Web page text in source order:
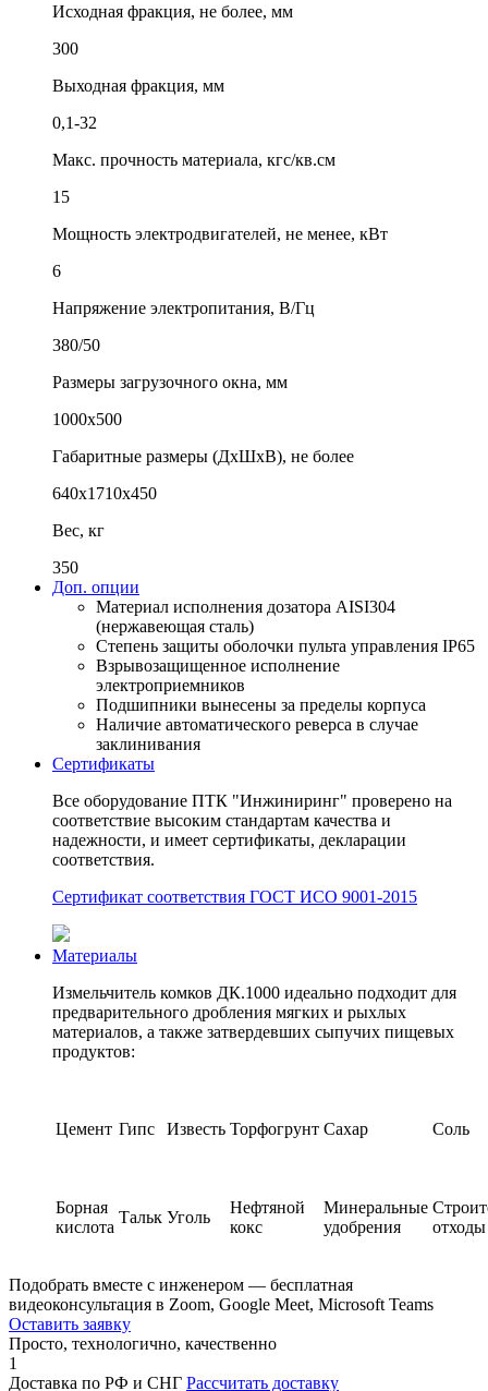
Исходная фракция, не более, мм
300
Выходная фракция, мм
0,1-32
Макс. прочность материала, кгс/кв.см
15
Мощность электродвигателей, не менее, кВт
6
Напряжение электропитания, В/Гц
380/50
Размеры загрузочного окна, мм
1000х500
Габаритные размеры (ДхШхВ), не более
640х1710х450
Вес, кг
350
Доп. опции
Материал исполнения дозатора AISI304
(нержавеющая сталь)
Степень защиты оболочки пульта управления IP65
Взрывозащищенное исполнение
электроприемников
Подшипники вынесены за пределы корпуса
Наличие автоматического реверса в случае
заклинивания
Сертификаты
Все оборудование ПТК "Инжиниринг" проверено на
соответствие высоким стандартам качества и
надежности, и имеет сертификаты, декларации
соответствия.
Сертификат соответствия ГОСТ ИСО 9001-2015
Материалы
Измельчитель комков ДК.1000 идеально подходит для
предварительного дробления мягких и рыхлых
материалов, а также затвердевших сыпучих пищевых
продуктов:
Цемент Гипс Известь Торфогрунт Сахар Соль
Борная
кислота
Тальк Уголь
Нефтяной
кокс
Минеральные
удобрения
отходы
Подобрать вместе с инженером — бесплатная
видеоконсультация в Zoom, Google Meet, Microsoft Teams
Оставить заявку
Просто, технологично, качественно
1
Доставка по РФ и СНГ Рассчитать доставку